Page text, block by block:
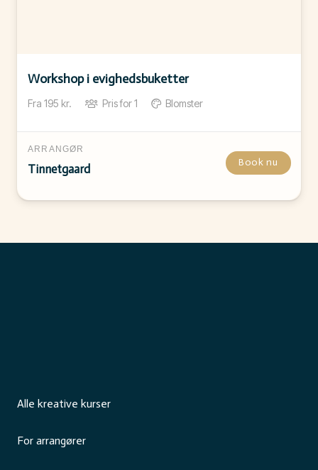
Workshop i evighedsbuketter
Fra 195 kr. Pris for1 Blomster
ARRANGØR
Tinnetgaard Book nu
Alle kreative kurser
For arrangører